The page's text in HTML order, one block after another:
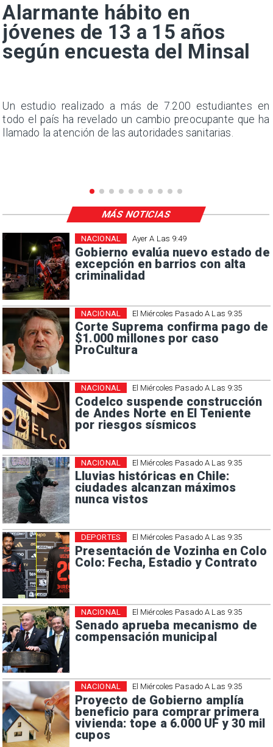
Alarmante hábito en
jóvenes de 13 a 15 años
según encuesta del Minsal
Un estudio realizado a más de 7.200 estudiantes en
todo el país ha revelado un cambio preocupante que ha
llamado la atención de las autoridades sanitarias.
Ayer A Las 9:49
Gobierno evalúa nuevo estado de
excepción en barrios con alta
criminalidad
NACIONAL
El Miércoles Pasado A Las 9:35
Corte Suprema confirma pago de
$1.000 millones por caso
ProCultura
NACIONAL
El Miércoles Pasado A Las 9:35
Codelco suspende construcción
de Andes Norte en El Teniente
por riesgos sísmicos
NACIONAL
El Miércoles Pasado A Las 9:35
Lluvias históricas en Chile:
ciudades alcanzan máximos
nunca vistos
NACIONAL
El Miércoles Pasado A Las 9:35
Presentación de Vozinha en Colo
Colo: Fecha, Estadio y Contrato
DEPORTES
El Miércoles Pasado A Las 9:35
Senado aprueba mecanismo de
compensación municipal
NACIONAL
El Miércoles Pasado A Las 9:35
Proyecto de Gobierno amplía
beneficio para comprar primera
vivienda: tope a 6.000 UF y 30 mil
cupos
NACIONAL
MÁS NOTICIAS